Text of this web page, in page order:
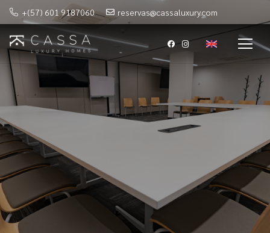
+(57) 601 9187060 reservas@cassaluxury.com